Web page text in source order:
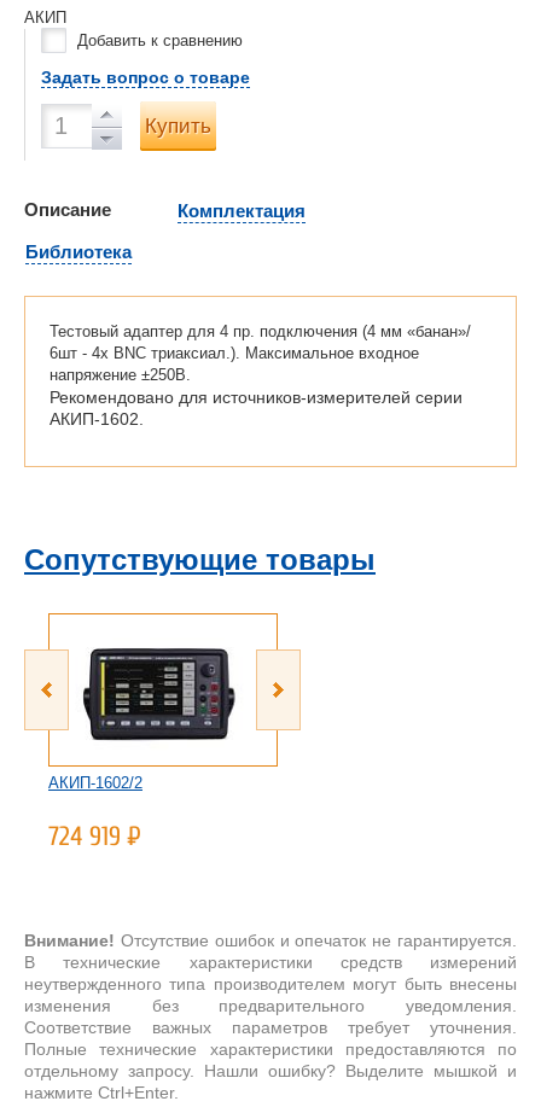
АКИП
Добавить к сравнению
Задать вопрос о товаре
Купить
Описание
Комплектация
Библиотека
Тестовый адаптер для 4 пр. подключения (4 мм «банан»/
6шт - 4х BNC триаксиал.). Максимальное входное
напряжение ±250В.
Рекомендовано для источников-измерителей серии
АКИП-1602.
Сопутствующие товары
АКИП-1602/2
724 919Р
Внимание! Отсутствие ошибок и опечаток не гарантируется.
В технические характеристики средств измерений
неутвержденного типа производителем могут быть внесены
изменения без предварительного уведомления.
Соответствие важных параметров требует уточнения.
Полные технические характеристики предоставляются по
отдельному запросу. Нашли ошибку? Выделите мышкой и
нажмите Ctrl+Enter.